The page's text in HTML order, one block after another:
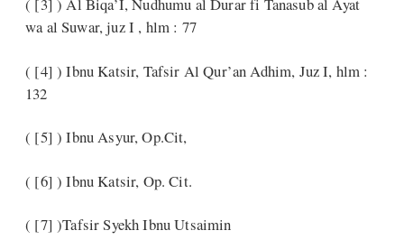
wa al Suwar, juz I , hlm : 77
( [4] ) Ibnu Katsir, Tafsir Al Qur’an Adhim, Juz I, hlm :
132
( [5] ) Ibnu Asyur, Op.Cit,
( [6] ) Ibnu Katsir, Op. Cit.
( [7] )Tafsir Syekh Ibnu Utsaimin